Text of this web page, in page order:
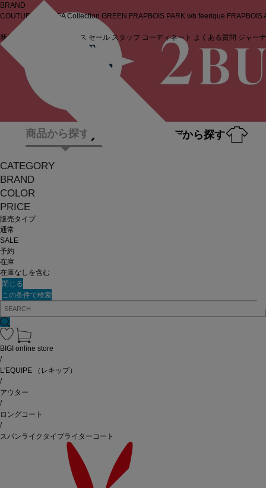
ログイン
商品から探す コーデから探す
CATEGORY
BRAND
COLOR
PRICE
販売タイプ
通常
SALE
予約
在庫
在庫なしを含む
閉じる
この条件で検索
BRAND
COUTURIER
MOGA Collection GREEN FRAPBOIS PARK wb feerique FRAPBOIS
新着商品 ニュース セール スタッフ コーディネート よくある質問 ジャー
BIGI online store
/
L'EQUIPE
（レキップ）
/
アウター
/
ロングコート
/
スパンライクタイプライターコート